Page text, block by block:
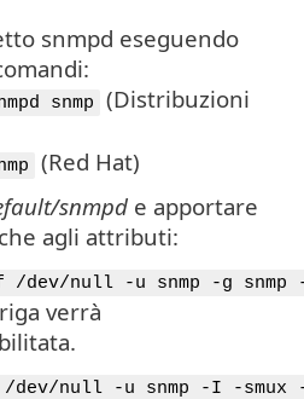
snmpd eseguendo
snmp
(Distribuzioni
(Red Hat)
snmpd e apportare
agli attributi:
-Lf /dev/null -u snmp -g
verrà
Lf /dev/null -u snmp -I -